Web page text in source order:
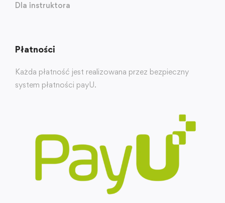
Dla instruktora
Płatności
Każda płatność jest realizowana przez bezpieczny
system płatności payU.